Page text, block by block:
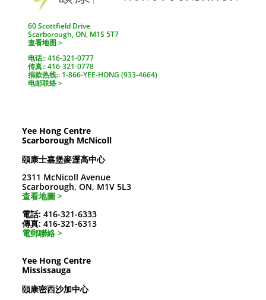
60 Scottfield Drive
Scarborough, ON, M1S 5T7
查看地图 >
电话:: 416-321-0777
传真:: 416-321-0778
捐款热线:: 1-866-YEE-HONG (933-4664)
电邮联络 >
Yee Hong Centre
Scarborough McNicoll
頤康士嘉堡麥瀝高中心
2311 McNicoll Avenue
Scarborough, ON, M1V 5L3
查看地圖 >
電話: 416-321-6333
傳真: 416-321-6313
電郵聯絡 >
Yee Hong Centre
Mississauga
頤康密西沙加中心